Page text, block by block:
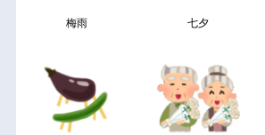
梅雨 七夕